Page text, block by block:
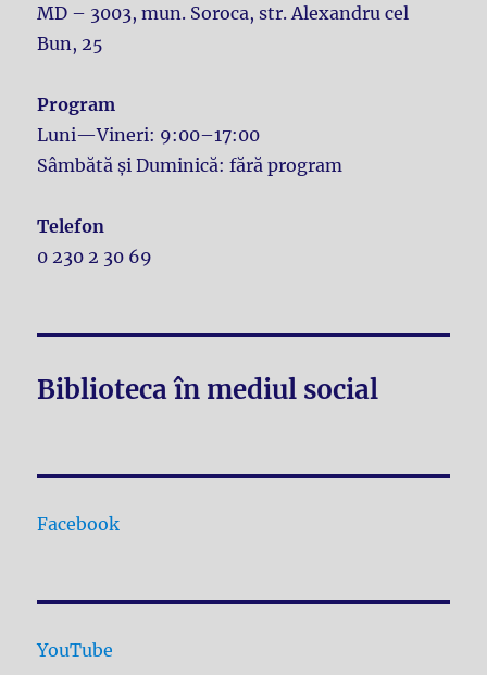
MD – 3003, mun. Soroca, str. Alexandru cel
Bun, 25
Program
Luni—Vineri: 9:00–17:00
Sâmbătă și Duminică: fără program
Telefon
0 230 2 30 69
Biblioteca în mediul social
Facebook
YouTube